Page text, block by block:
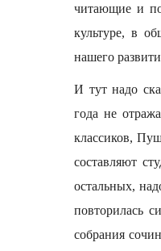
читающие и
культуре, в
нашего
И тут надо
года не
классиков,
составляют
остальных,
повторилась
собрания